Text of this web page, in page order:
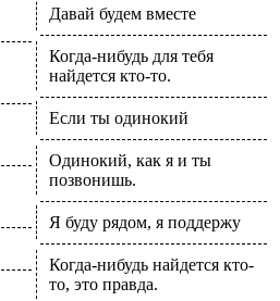
Давай будем вместе
Когда-нибудь для тебя
найдется кто-то.
Если ты одинокий
Одинокий, как я и ты
позвонишь.
Я буду рядом, я поддержу
Когда-нибудь найдется кто-
то, это правда.